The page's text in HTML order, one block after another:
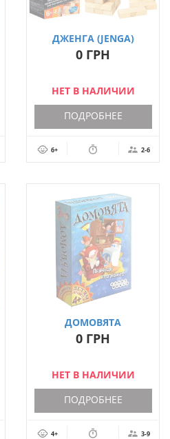
ДЖЕНГА (JENGA)
(ОБНОВЛЕННАЯ
0 ГРН
НЕТ В НАЛИЧИИ
ПОДРОБНЕЕ
6+ 2-6
ДОМОВЯТА
0 ГРН
НЕТ В НАЛИЧИИ
ПОДРОБНЕЕ
4+ 3-9